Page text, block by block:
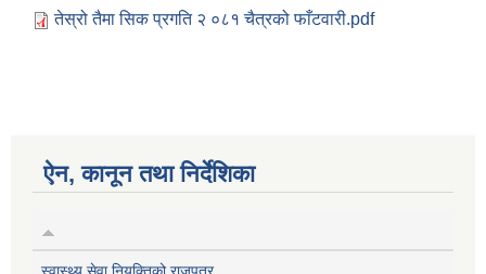
तेस्रो तैमा सिक प्रगति २ ०८१ चैत्रको फाँटवारी.pdf
ऐन, कानून तथा निर्देशिका